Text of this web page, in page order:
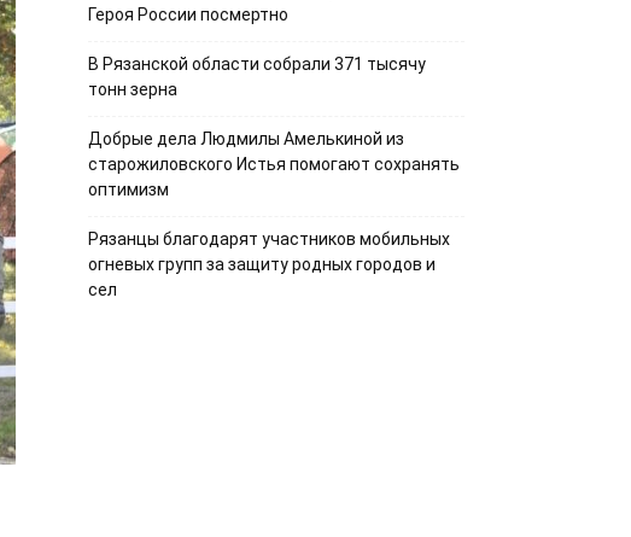
Героя России посмертно
В Рязанской области собрали 371 тысячу
тонн зерна
Добрые дела Людмилы Амелькиной из
старожиловского Истья помогают сохранять
оптимизм
Рязанцы благодарят участников мобильных
огневых групп за защиту родных городов и
сел